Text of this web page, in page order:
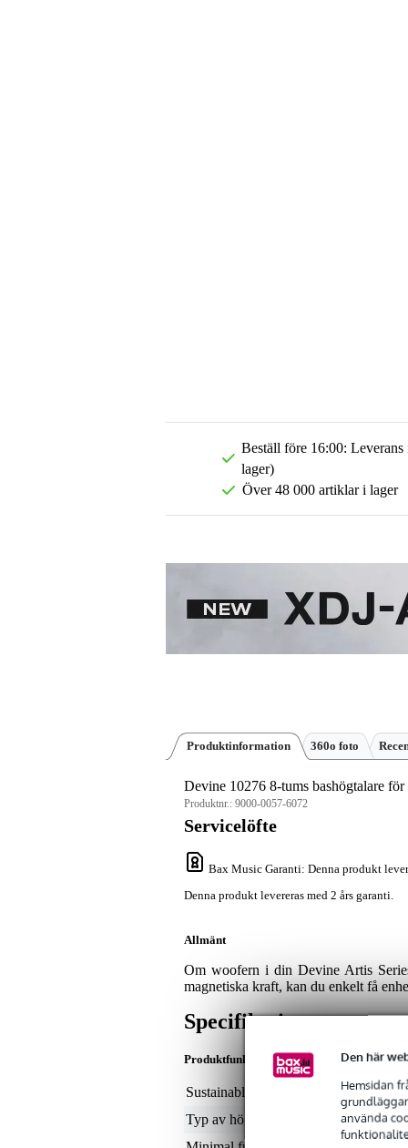
Den här
Hemsidan
använda
Beställ före 16:00:
lager)
Över 48 000 artiklar i lager
Produktinformation 360o foto
Devine 10276 8-tums bashögtalare
Produktnr.: 9000-0057-6072
Servicelöfte
Bax Music Garanti: Denna produkt
Denna produkt levereras med 2 års garanti.
Allmänt
Om woofern i din Devine Artis
magnetiska kraft, kan du enkelt få
Specifikationer
Produktfunktioner
Sustainable product
Typ av högtalare